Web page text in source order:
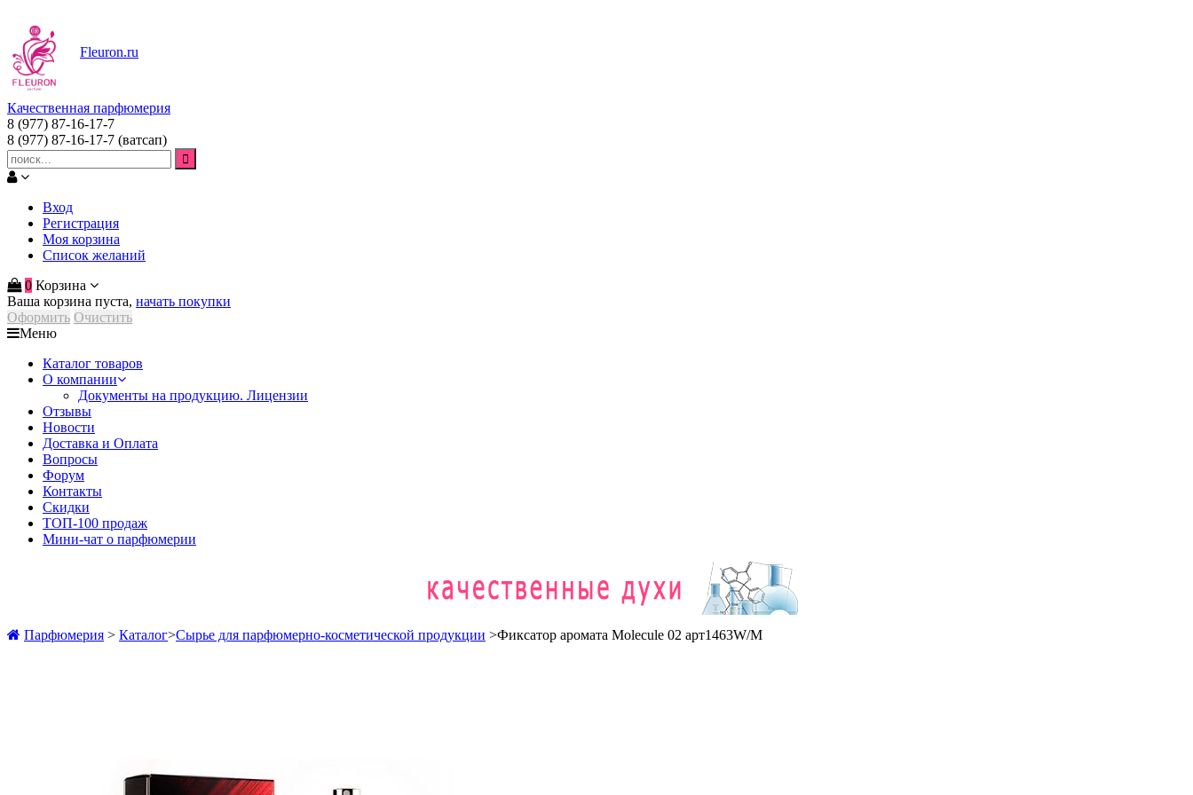
Fleuron.ru
Качественная парфюмерия
8 (977) 87-16-17-7
8 (977) 87-16-17-7 (ватсап)
Вход
Регистрация
Моя корзина
Список желаний
0 Корзина
Ваша корзина пуста, начать покупки
Оформить Очистить
Меню
Каталог товаров
О компании
Документы на продукцию. Лицензии
Отзывы
Новости
Доставка и Оплата
Вопросы
Форум
Контакты
Скидки
ТОП-100 продаж
Мини-чат о парфюмерии
Парфюмерия > Каталог>Сырье для парфюмерно-косметической продукции >Фиксатор аромата Molecule 02 арт1463W/M